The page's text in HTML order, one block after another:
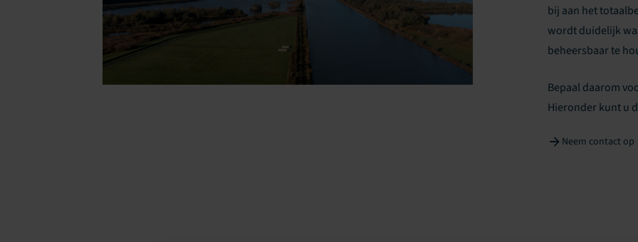
bij aan het
wordt duidelijk
beheersbaar te
Bepaal daarom
Hieronder kunt u
Neem contact op